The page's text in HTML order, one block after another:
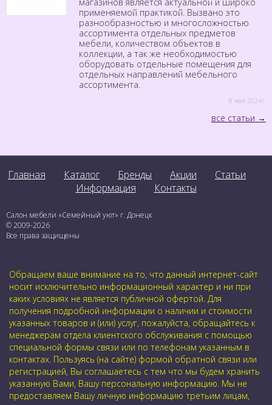
применяемой практикой. Вызвано это
разнообразностью и многосложностью
ассортимента отдельных предметов
мебели, количеством объектов в
коллекции, а так же необходимостью
оборудовать отдельные помещения для
отдельных направлений мебельного
ассортимента.
8 мая 2024г.
все статьи
Главная Каталог Бренды Акции
Статьи
Информация
Контакты
Салон мебели «Семейный уют» г. Донецк
© 2009-2026
Все права защищены
Обращаем ваше внимание на то, что данный интернет-сайт
носит исключительно информационный характер и ни при
каких условиях не является публичной офертой. Для
получения подробной информации о наличии и стоимости
указанных товаров и (или) услуг, пожалуйста, обращайтесь к
менеджерам отдела клиентского обслуживания с помощью
специальной формы связи или по телефонам указанным в
контактах. Пользуясь (на сайте) формой обратной связи или
регистрацией, Вы соглашаетесь с тем что мы будем хранить
указанную Вами, Вашу персональную информацию. Мы не
предоставляем Вашу личную информацию третьим лицам,